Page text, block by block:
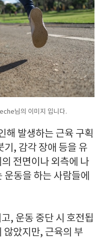
님의 이미지 입니다.
해 발생하는 근육 구획
기, 감각 장애 등을 유
전면이나 외측에 나
동을 하는 사람들에
, 운동 중단 시 호전됩
않았지만, 근육의 부